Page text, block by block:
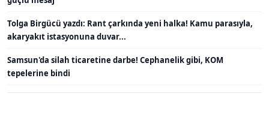
Tolga Birgücü yazdı: Rant çarkında yeni halka! Kamu parasıyla,
akaryakıt istasyonuna duvar...
Samsun'da silah ticaretine darbe! Cephanelik gibi, KOM
tepelerine bindi